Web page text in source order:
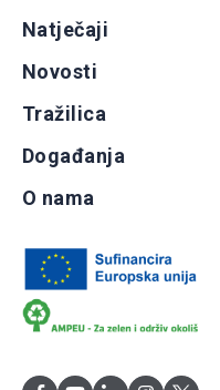
Natječaji
Novosti
Tražilica
Događanja
O nama